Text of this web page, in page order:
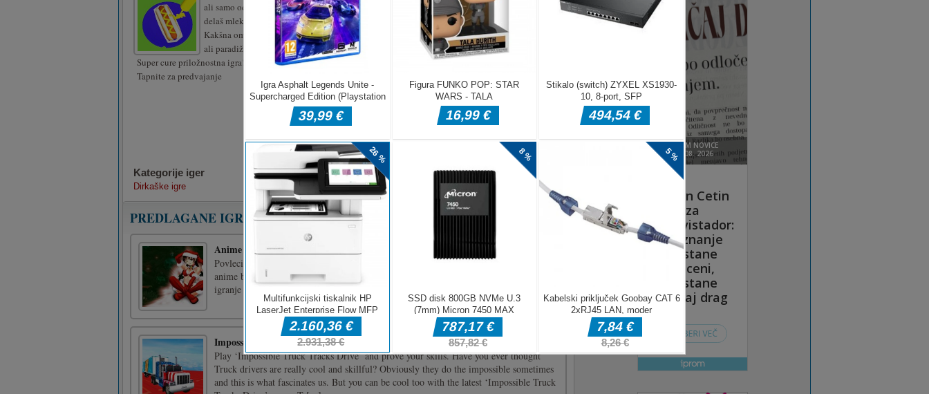
ali samo ocvrto jajce? Kako ješ kosmiče,
delaš mleko? Koliko kosmičev želite?
Kakšna omaka se poda k sendviču? Solata
ali paradižnik, ali imate radi čokolado?
Super cure priložnostna igra!
Tapnite za predvajanje
Kategorije iger
Dirkaške igre
PREDLAGANE IGRE
Anime božična sestavljanka
Povlecite in spustite vse slikovne dele na njihove natančne lokacije, da dokončate slike
anime božiča. Igra vsebuje 8 slik in tri težave: 2x3, 3x4, 4x6.Uporabite miško za
igranje teh božičnih anime iger html5
Impossible Truck Tracks Drive
Play ‘Impossible Truck Tracks Drive’ and prove your skills. Have you ever thought
Truck drivers are really cool and skillful? Obviously they do the impossible sometimes
and this is what fascinates us. But you can be cool too with the latest ‘Impossible Truck